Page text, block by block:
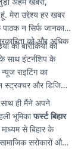
मेरा उद्देश्य हर खबर
न सिर्फ जानकारी
को और अधिक
की बारीकियों को
साथ इंटर्नशिप के
राइटिंग का
स्ट्रक्चर और डिजिटल
ही मैंने अपने
भूमिकाफर्स्ट बिहार
से बिहार के
सरोकारों और